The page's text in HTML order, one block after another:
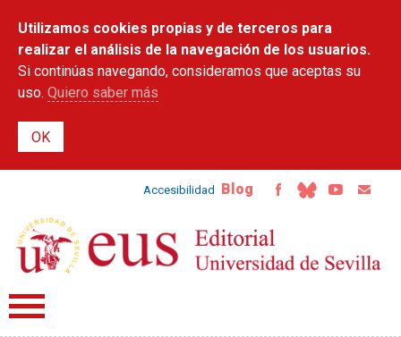
contenido
principal
Utilizamos cookies propias y de terceros para
realizar el análisis de la navegación de los usuarios.
Si continúas navegando, consideramos que aceptas su
uso. Quiero saber más
Accesibilidad Blog